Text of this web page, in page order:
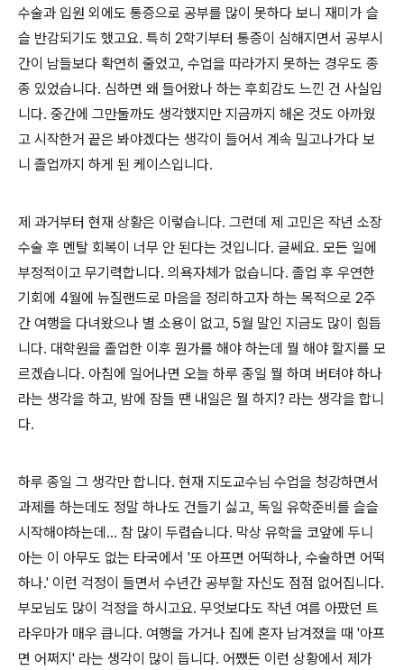
수술과 입원 외에도 통증으로 공부를 많이 못하다 보니 재미가 슬
슬 반감되기도 했고요. 특히 2학기부터 통증이 심해지면서 공부시
간이 남들보다 확연히 줄었고, 수업을 따라가지 못하는 경우도 종
종 있었습니다. 심하면 왜 들어왔나 하는 후회감도 느낀 건 사실입
니다. 중간에 그만둘까도 생각했지만 지금까지 해온 것도 아까웠
고 시작한거 끝은 봐야겠다는 생각이 들어서 계속 밀고나가다 보
니 졸업까지 하게 된 케이스입니다.
제 과거부터 현재 상황은 이렇습니다. 그런데 제 고민은 작년 소장
수술 후 멘탈 회복이 너무 안 된다는 것입니다. 글쎄요. 모든 일에
부정적이고 무기력합니다. 의욕자체가 없습니다. 졸업 후 우연한
기회에 4월에 뉴질랜드로 마음을 정리하고자 하는 목적으로 2주
간 여행을 다녀왔으나 별 소용이 없고, 5월 말인 지금도 많이 힘듭
니다. 대학원을 졸업한 이후 뭔가를 해야 하는데 뭘 해야 할지를 모
르겠습니다. 아침에 일어나면 오늘 하루 종일 뭘 하며 버텨야 하나
라는 생각을 하고, 밤에 잠들 땐 내일은 뭘 하지 ? 라는 생각을 합니
다.
하루 종일 그 생각만 합니다. 현재 지도교수님 수업을 청강하면서
과제를 하는데도 정말 하나도 건들기 싫고, 독일 유학준비를 슬슬
시작해야하는데 ... 참 많이 두렵습니다. 막상 유학을 코앞에 두니
아는 이 아무도 없는 타국에서 '또 아프면 어떡하나, 수술하면 어떡
하나.' 이런 걱정이 들면서 수년간 공부할 자신도 점점 없어집니다.
부모님도 많이 걱정을 하시고요. 무엇보다도 작년 여름 아팠던 트
라우마가 매우 큽니다. 여행을 가거나 집에 혼자 남겨졌을 때 '아프
면 어쩌지 ' 라는 생각이 많이 듭니다. 어쨌든 이런 상황에서 제가